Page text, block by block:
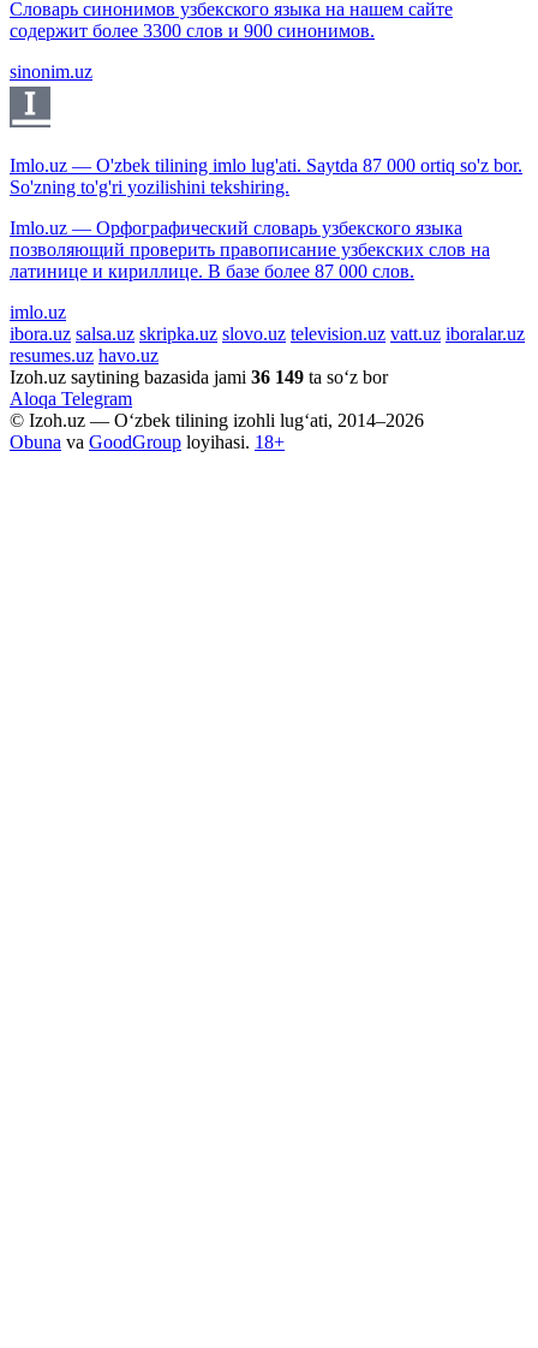
Словарь синонимов узбекского языка на нашем сайте
содержит более 3300 слов и 900 синонимов.
sinonim.uz
Imlo.uz — O'zbek tilining imlo lug'ati. Saytda 87 000 ortiq so'z bor.
So'zning to'g'ri yozilishini tekshiring.
Imlo.uz — Орфографический словарь узбекского языка
позволяющий проверить правописание узбекских слов на
латинице и кириллице. В базе более 87 000 слов.
imlo.uz
ibora.uz salsa.uz skripka.uz slovo.uz television.uz vatt.uz iboralar.uz
resumes.uz havo.uz
Izoh.uz saytining bazasida jami 36 149 ta so‘z bor
Aloqa Telegram
© Izoh.uz — O‘zbek tilining izohli lug‘ati, 2014–2026
Obuna va GoodGroup loyihasi. 18+